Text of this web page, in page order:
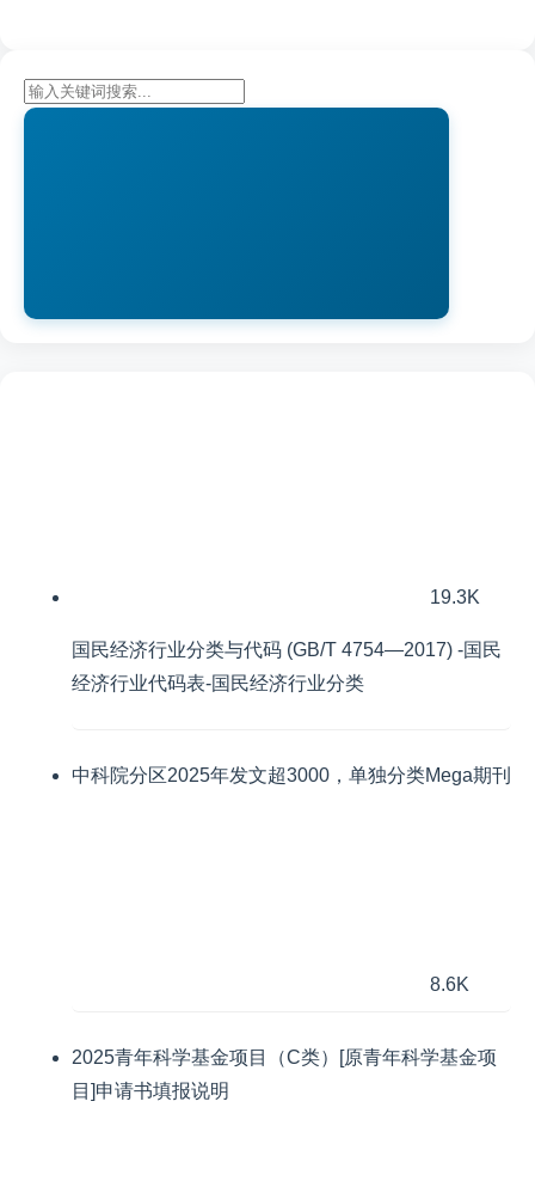
19.3K
国民经济行业分类与代码 (GB/T 4754—2017) -国民
经济行业代码表-国民经济行业分类
中科院分区2025年发文超3000，单独分类Mega期刊
8.6K
2025青年科学基金项目（C类）[原青年科学基金项
目]申请书填报说明